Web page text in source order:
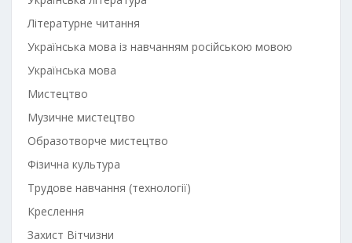
Літературне читання
Українська мова із навчанням російською мовою
Українська мова
Мистецтво
Музичне мистецтво
Образотворче мистецтво
Фізична культура
Трудове навчання (технології)
Креслення
Захист Вітчизни